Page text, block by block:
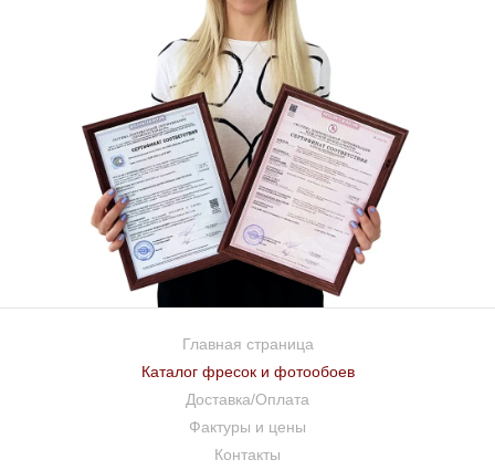
Главная страница
Каталог фресок и фотообоев
Доставка/Оплата
Фактуры и цены
Контакты